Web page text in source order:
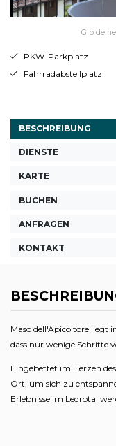
Gib
PKW-Parkplatz
Fahrradabstellplatz
BESCHREIBUNG
DIENSTE
KARTE
BUCHEN
ANFRAGEN
KONTAKT
Maso dell'Apicoltore liegt
dass nur wenige Schritte
Eingebettet im Herzen
Ort, um sich zu
Erlebnisse im Ledrotal